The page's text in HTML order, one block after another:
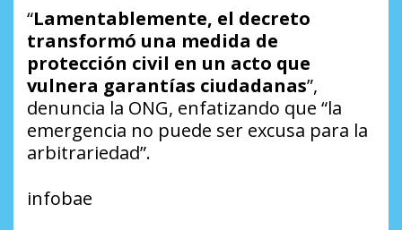
“Lamentablemente, el decreto
transformó una medida de
protección civil en un acto que
vulnera garantías ciudadanas”,
denuncia la ONG, enfatizando que “la
emergencia no puede ser excusa para la
arbitrariedad”.
infobae